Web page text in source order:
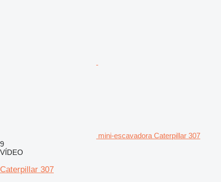
mini-escavadora Caterpillar 307
9
VÍDEO
Caterpillar 307